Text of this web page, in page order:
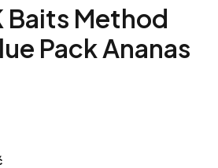
Baits Method
Pack Ananas